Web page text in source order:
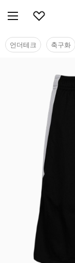
언더테크 축구화